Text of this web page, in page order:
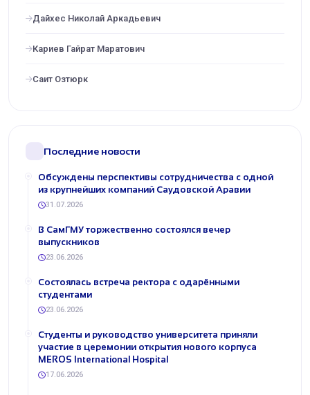
Дайхес Николай Аркадьевич
Кариев Гайрат Маратович
Саит Озтюрк
Последние новости
Обсуждены перспективы сотрудничества с одной
из крупнейших компаний Саудовской Аравии
31.07.2026
В СамГМУ торжественно состоялся вечер
выпускников
23.06.2026
Состоялась встреча ректора с одарёнными
студентами
23.06.2026
Студенты и руководство университета приняли
участие в церемонии открытия нового корпуса
MEROS International Hospital
17.06.2026